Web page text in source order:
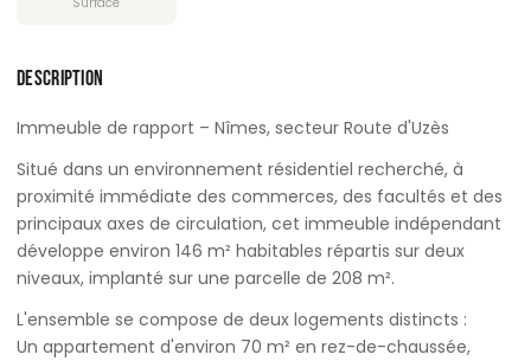
DESCRIPTION
Immeuble de rapport – Nîmes, secteur Route d'Uzès
Situé dans un environnement résidentiel recherché, à
proximité immédiate des commerces, des facultés et des
principaux axes de circulation, cet immeuble indépendant
développe environ 146 m² habitables répartis sur deux
niveaux, implanté sur une parcelle de 208 m².
L'ensemble se compose de deux logements distincts :
Un appartement d'environ 70 m² en rez-de-chaussée,